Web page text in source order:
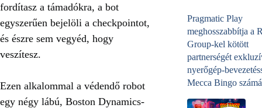
fordítasz a támadókra, a bot
egyszerűen bejelöli a checkpointot,
és észre sem vegyéd, hogy
veszítesz.
Ezen alkalommal a védendő robot
egy négy lábú, Boston Dynamics-
Pragmatic Play
meghosszabbítja a
Group-kel kötött
partnerségét
nyerőgép-
Mecca Bingo